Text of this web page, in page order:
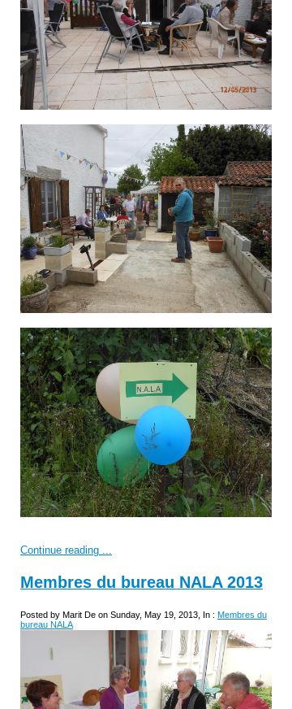
Continue reading ...
Membres du bureau NALA 2013
Posted by Marit De on Sunday, May 19, 2013, In : Membres du
bureau NALA